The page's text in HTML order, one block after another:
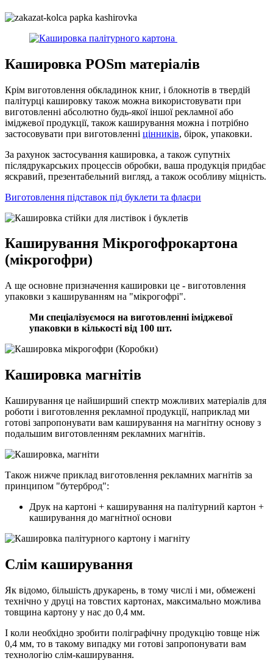
Кашировка POSm матеріалів
Крім виготовлення обкладинок книг, і блокнотів в твердій
палітурці кашировку також можна використовувати при
виготовленні абсолютно будь-якої іншої рекламної або
іміджевої продукції, також каширування можна і потрібно
застосовувати при виготовленні цінників, бірок, упаковки.
За рахунок застосування кашировка, а також супутніх
післядрукарських процессів обробки, ваша продукція придбає
яскравий, презентабельний вигляд, а також особливу міцність.
Виготовлення підставок під буклети та флаєри
Каширування Мікрогофрокартона
(мікрогофри)
А ще основне призначення кашировки це - виготовлення
упаковки з кашируванням на "мікрогофрі".
Ми спеціалізуємося на виготовленні іміджевої
упаковки в кількості від 100 шт.
Кашировка магнітів
Каширування це найширший спектр можливих матеріалів для
роботи і виготовлення рекламної продукції, наприклад ми
готові запропонувати вам каширування на магнітну основу з
подальшим виготовленням рекламних магнітів.
Також нижче приклад виготовлення рекламних магнітів за
принципом "бутерброд":
Друк на картоні + каширування на палітурний картон +
каширування до магнітної основи
Слім каширування
Як відомо, більшість друкарень, в тому числі і ми, обмежені
технічно у друці на товстих картонах, максимально можлива
товщина картону у нас до 0,4 мм.
І коли необхідно зробити поліграфічну продукцію товще ніж
0,4 мм, то в такому випадку ми готові запропонувати вам
технологію слім-каширування.